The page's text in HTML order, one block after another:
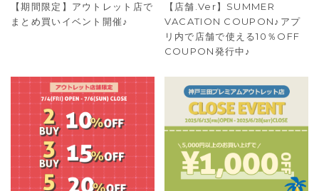
【期間限定】アウトレット店で
まとめ買いイベント開催♪
【店舗.Ver】SUMMER
VACATION COUPON♪アプ
リ内で店舗で使える10％OFF
COUPON発行中♪